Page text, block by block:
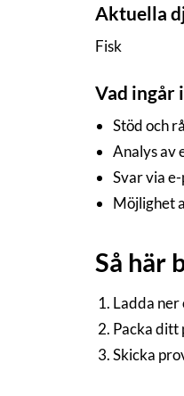
Aktuella
Fisk
Vad ingår
Stöd och
Analys av
Svar via
Möjlighet
Så här
Ladda ner
Packa ditt
Skicka